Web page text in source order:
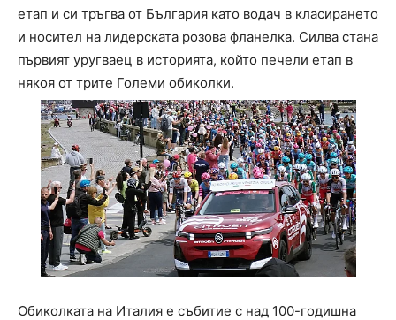
етап и си тръгва от България като водач в класирането
и носител на лидерската розова фланелка. Силва стана
първият уругваец в историята, който печели етап в
някоя от трите Големи обиколки.
Обиколката на Италия е събитие с над 100-годишна